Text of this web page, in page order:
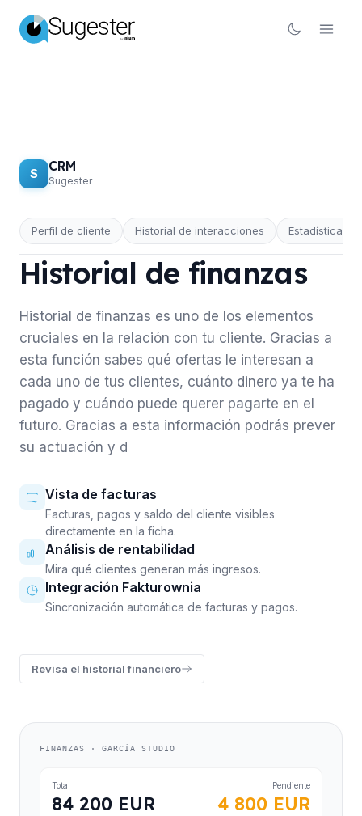
S CRM
Sugester
Perfil de cliente Historial de interacciones Estadísticas
CRM
Historial de finanzas
Historial de finanzas es uno de los elementos
cruciales en la relación con tu cliente. Gracias a
esta función sabes qué ofertas le interesan a
cada uno de tus clientes, cuánto dinero ya te ha
pagado y cuándo puede querer pagarte en el
futuro. Gracias a esta información podrás prever
su actuación y d
Vista de facturas
Facturas, pagos y saldo del cliente visibles
directamente en la ficha.
Análisis de rentabilidad
Mira qué clientes generan más ingresos.
Integración Fakturownia
Sincronización automática de facturas y pagos.
Revisa el historial financiero
FINANZAS · GARCÍA STUDIO
Total
84 200 EUR
Pendiente
4 800 EUR